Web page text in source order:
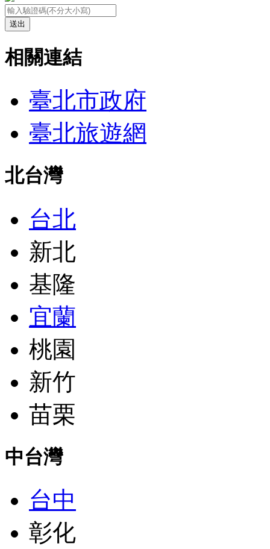
送出
相關連結
臺北市政府
臺北旅遊網
北台灣
台北
新北
基隆
宜蘭
桃園
新竹
苗栗
中台灣
台中
彰化